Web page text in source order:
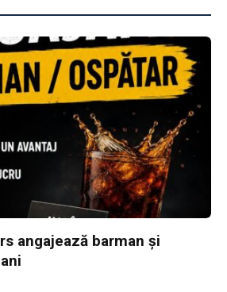
angajează barman și